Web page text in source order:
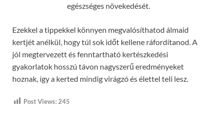
egészséges növekedését.
Ezekkel a tippekkel könnyen megvalósíthatod álmaid
kertjét anélkül, hogy túl sok időt kellene ráfordítanod. A
jól megtervezett és fenntartható kertészkedési
gyakorlatok hosszú távon nagyszerű eredményeket
hoznak, így a kerted mindig virágzó és élettel teli lesz.
Post Views: 245